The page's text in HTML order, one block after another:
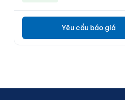
Yêu cầu báo giá